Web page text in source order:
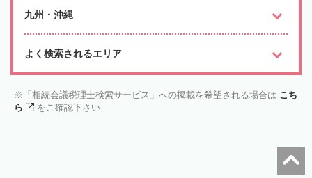
九州・沖縄
よく検索されるエリア
「相続会議税理士検索サービス」への掲載を希望される場合は こち
ら
をご確認下さい